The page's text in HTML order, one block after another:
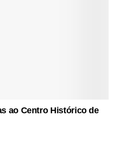
ao Centro Histórico de